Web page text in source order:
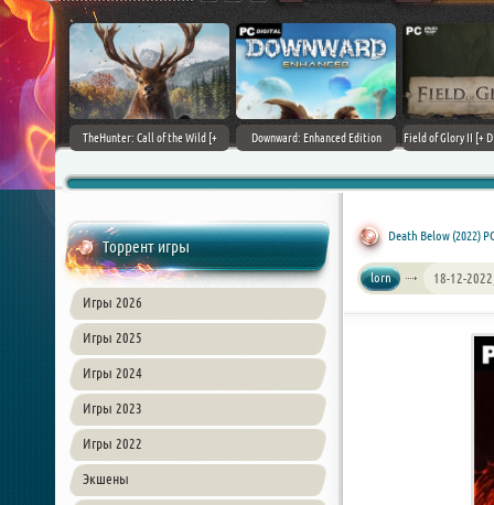
(2017)
TheHunter: Call of the Wild [+
Downward: Enhanced Edition
Field of Glory II [+
Торрент игры
Игры 2026
Игры 2025
Игры 2024
Игры 2023
Игры 2022
Экшены
Death Below (2022)
lorn 18-12-